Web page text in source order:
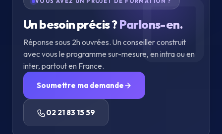
Un besoin précis ?Parlons-en.
Réponse sous 2h ouvrées. Un conseiller construit
avec vous le programme sur-mesure, en intra ou en
inter, partout en France.
Soumettre ma demande
02 21 83 15 59